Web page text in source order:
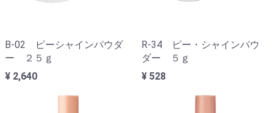
B-02 ピーシャインパウダ
ー ２５ｇ
¥ 2,640
R-34 ピー・シャインパウ
ダー ５ｇ
¥ 528